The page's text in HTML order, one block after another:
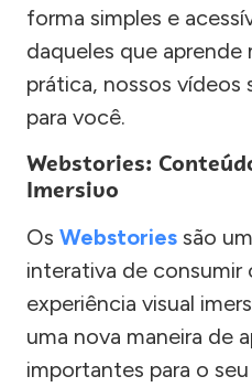
forma simples e
daqueles que aprende
prática, nossos vídeos
para você.
Webstories:
Imersivo
Os Webstories são
interativa de
experiência visual
uma nova maneira de
importantes para o